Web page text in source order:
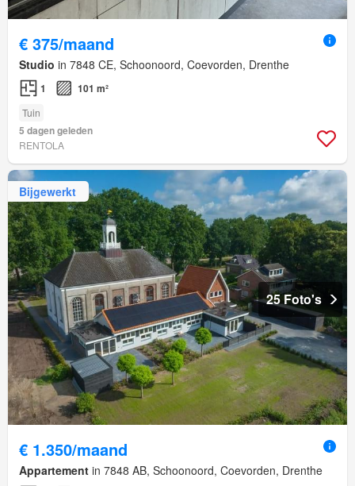
€ 375/maand
Studio in 7848 CE, Schoonoord, Coevorden, Drenthe
1 101 m²
Tuin
5 dagen geleden
RENTOLA
Bijgewerkt
25 Foto's
€ 1.350/maand
Appartement in 7848 AB, Schoonoord, Coevorden, Drenthe